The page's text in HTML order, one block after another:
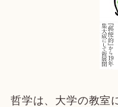
哲学は、大学の教室